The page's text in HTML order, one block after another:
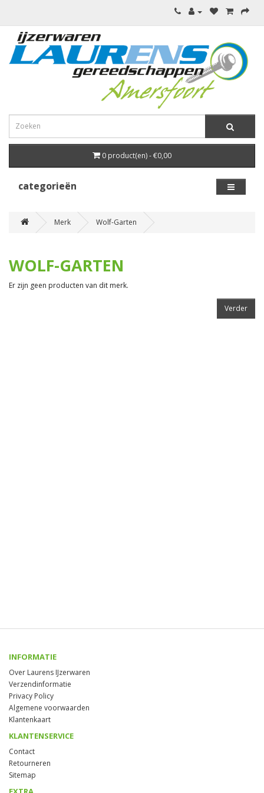
0 product(en) - €0,00
categorieën
Merk Wolf-Garten
WOLF-GARTEN
Er zijn geen producten van dit merk.
Verder
INFORMATIE
Over Laurens IJzerwaren
Verzendinformatie
Privacy Policy
Algemene voorwaarden
Klantenkaart
KLANTENSERVICE
Contact
Retourneren
Sitemap